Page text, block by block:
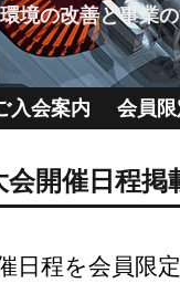
境の改善と事業
入会案内 会員
開催日程掲
程を会員限